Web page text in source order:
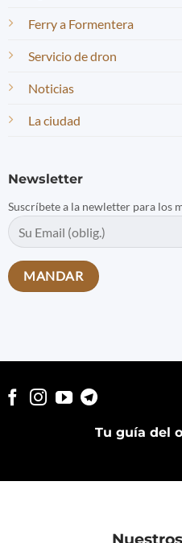
Ferry a Formentera
Servicio de dron
Noticias
La ciudad
Newsletter
Suscríbete a la newletter para los
Tu guía del